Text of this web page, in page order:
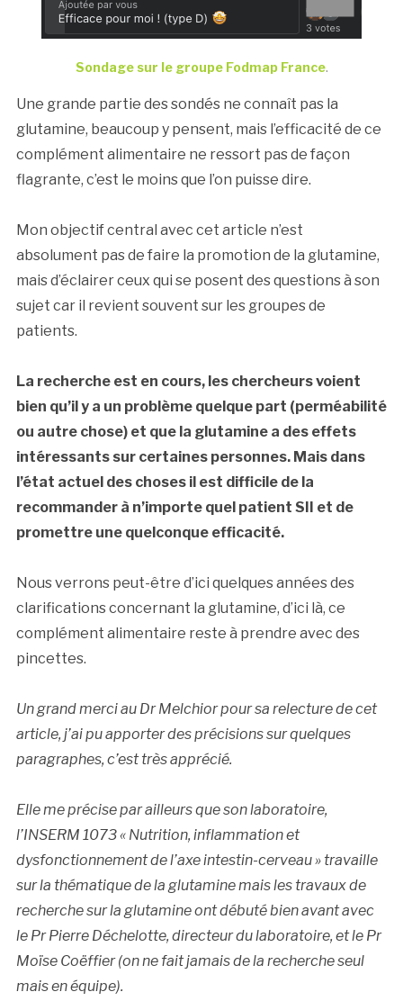
Sondage sur le groupe Fodmap France.
Une grande partie des sondés ne connaît pas la
glutamine, beaucoup y pensent, mais l’efficacité de ce
complément alimentaire ne ressort pas de façon
flagrante, c’est le moins que l’on puisse dire.
Mon objectif central avec cet article n’est
absolument pas de faire la promotion de la glutamine,
mais d’éclairer ceux qui se posent des questions à son
sujet car il revient souvent sur les groupes de
patients.
La recherche est en cours, les chercheurs voient
bien qu’il y a un problème quelque part (perméabilité
ou autre chose) et que la glutamine a des effets
intéressants sur certaines personnes. Mais dans
l’état actuel des choses il est difficile de la
recommander à n’importe quel patient SII et de
promettre une quelconque efficacité.
Nous verrons peut-être d’ici quelques années des
clarifications concernant la glutamine, d’ici là, ce
complément alimentaire reste à prendre avec des
pincettes.
Un grand merci au Dr Melchior pour sa relecture de cet
article, j’ai pu apporter des précisions sur quelques
paragraphes, c’est très apprécié.
Elle me précise par ailleurs que son laboratoire,
l’INSERM 1073 « Nutrition, inflammation et
dysfonctionnement de l’axe intestin-cerveau » travaille
sur la thématique de la glutamine mais les travaux de
recherche sur la glutamine ont débuté bien avant avec
le Pr Pierre Déchelotte, directeur du laboratoire, et le Pr
Moïse Coëffier (on ne fait jamais de la recherche seul
mais en équipe).